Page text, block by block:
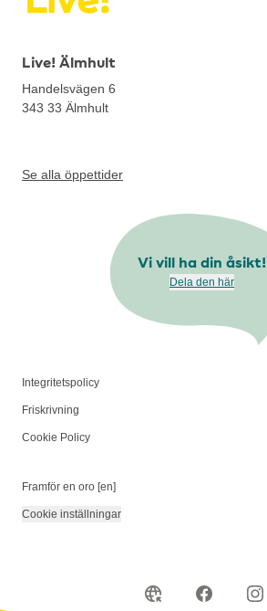
Live! Älmhult
Handelsvägen 6
343 33 Älmhult
Se alla öppettider
Vi vill ha din åsikt!
Dela den här
Integritetspolicy
Friskrivning
Cookie Policy
Framför en oro [en]
Cookie inställningar